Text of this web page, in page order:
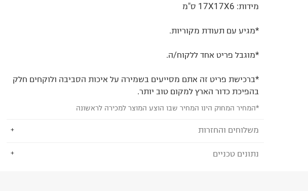
מידות: 17X17X6 ס"מ
*מגיע עם תעודת מקוריות.
*מוגבל פריט אחד ללקוח/ה.
*ברכישת פריט זה אתם מסייעים בשמירה על איכות הסביבה ולוקחים חלק
בהפיכת כדור הארץ למקום טוב יותר.
*המחיר המחוק הינו המחיר שבו הוצע המוצר למכירה לראשונה
משלוחים והחזרות
לבחירת בשיטת המשלוח המתאימה לכם,
נתונים טכניים